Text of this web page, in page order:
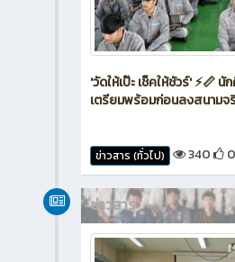
'วัดให้เป๊ะ เช็คให้ชัวร์' ⚡📏
เตรียมพร้อมก่อนลงสนามจ
ข่าวสาร (ทั่วไป) 340 0
ข่าวสาร